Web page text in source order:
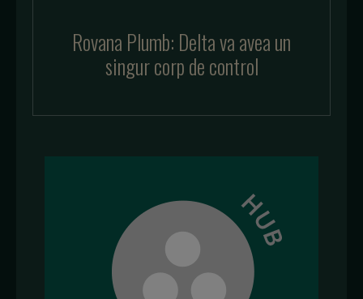
Rovana Plumb: Delta va avea un
singur corp de control